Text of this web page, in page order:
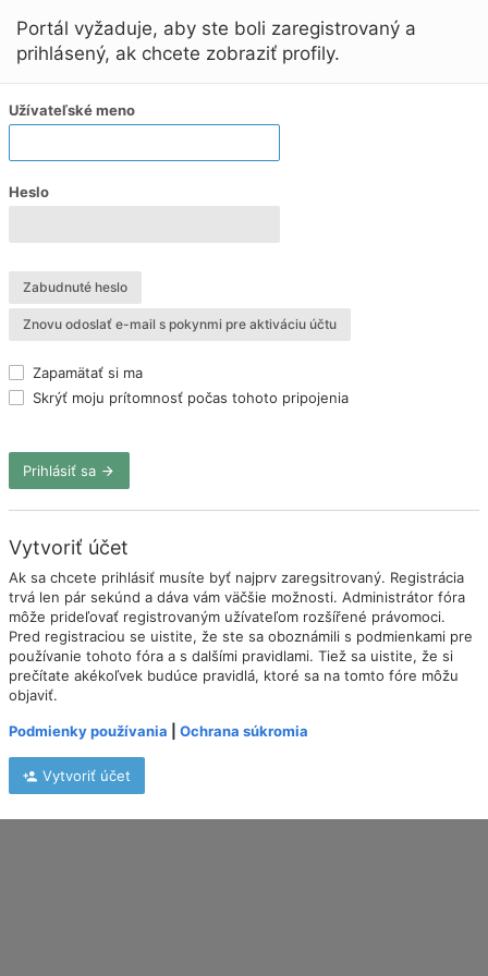
Portál vyžaduje, aby ste boli zaregistrovaný a
prihlásený, ak chcete zobraziť profily.
Užívateľské meno
Heslo
Zabudnuté heslo
Znovu odoslať e-mail s pokynmi pre aktiváciu účtu
Zapamätať si ma
Skrýť moju prítomnosť počas tohoto pripojenia
Prihlásiť sa
Vytvoriť účet
Ak sa chcete prihlásiť musíte byť najprv zaregsitrovaný. Registrácia
trvá len pár sekúnd a dáva vám väčšie možnosti. Administrátor fóra
môže prideľovať registrovaným užívateľom rozšířené právomoci.
Pred registraciou se uistite, že ste sa oboznámili s podmienkami pre
používanie tohoto fóra a s dalšími pravidlami. Tiež sa uistite, že si
prečítate akékoľvek budúce pravidlá, ktoré sa na tomto fóre môžu
objaviť.
Podmienky používania Ochrana súkromia
Vytvoriť účet